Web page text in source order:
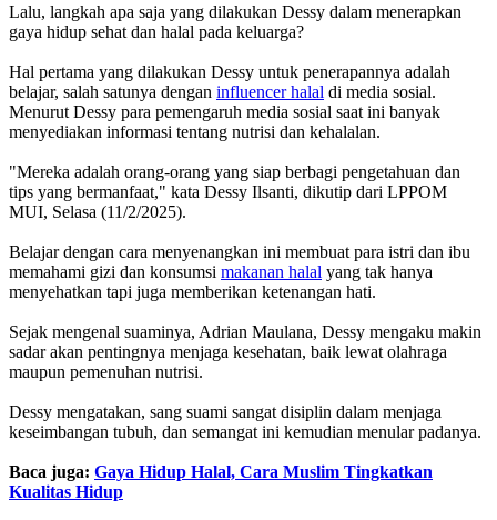
Lalu, langkah apa saja yang dilakukan Dessy dalam menerapkan
gaya hidup sehat dan halal pada keluarga?
Hal pertama yang dilakukan Dessy untuk penerapannya adalah
belajar, salah satunya dengan influencer halal di media sosial.
Menurut Dessy para pemengaruh media sosial saat ini banyak
menyediakan informasi tentang nutrisi dan kehalalan.
"Mereka adalah orang-orang yang siap berbagi pengetahuan dan
tips yang bermanfaat," kata Dessy Ilsanti, dikutip dari LPPOM
MUI, Selasa (11/2/2025).
Belajar dengan cara menyenangkan ini membuat para istri dan ibu
memahami gizi dan konsumsi makanan halal yang tak hanya
menyehatkan tapi juga memberikan ketenangan hati.
Sejak mengenal suaminya, Adrian Maulana, Dessy mengaku makin
sadar akan pentingnya menjaga kesehatan, baik lewat olahraga
maupun pemenuhan nutrisi.
Dessy mengatakan, sang suami sangat disiplin dalam menjaga
keseimbangan tubuh, dan semangat ini kemudian menular padanya.
Baca juga: Gaya Hidup Halal, Cara Muslim Tingkatkan
Kualitas Hidup